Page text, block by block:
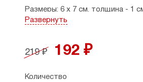
Размеры: 6 х 7 см, толщина - 1
Развернуть
219 ₽ 192 ₽
Количество